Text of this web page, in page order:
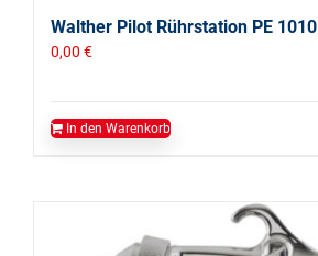
Walther Pilot Rührstation PE 1010
0,00 €
In den Warenkorb